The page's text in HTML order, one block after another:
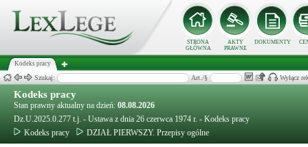
STRONA
GŁÓWNA
AKTY
PRAWNE
DOKUMENTY
Kodeks pracy
Szukaj: Art./§ Wyłącz
Kodeks pracy
Stan prawny aktualny na dzień: 08.08.2026
Dz.U.2025.0.277 t.j. - Ustawa z dnia 26 czerwca 1974 r. - Kodeks pracy
Kodeks pracy
DZIAŁ PIERWSZY. Przepisy ogólne